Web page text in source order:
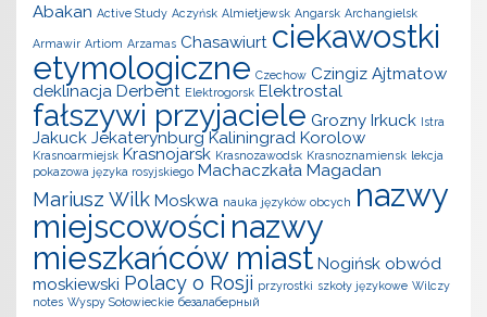
Abakan Active Study Aczyńsk Almietjewsk Angarsk Archangielsk
Armawir Artiom Arzamas Chasawiurt ciekawostki
etymologiczne Czechow Czingiz Ajtmatow
deklinacja Derbent Elektrogorsk Elektrostal
fałszywi przyjaciele Grozny Irkuck Istra
Jakuck Jekaterynburg Kaliningrad Korolow
Krasnoarmiejsk Krasnojarsk Krasnozawodsk Krasnoznamiensk lekcja
pokazowa języka rosyjskiego Machaczkała Magadan
Mariusz Wilk Moskwa nauka języków obcych nazwy
miejscowości nazwy
mieszkańców miast Nogińsk obwód
moskiewski Polacy o Rosji przyrostki szkoły językowe Wilczy
notes Wyspy Sołowieckie безалаберный